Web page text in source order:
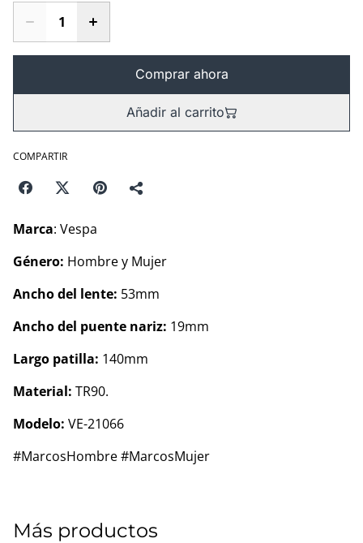
Comprar ahora
Añadir al carrito
COMPARTIR
Marca: Vespa
Género: Hombre y Mujer
Ancho del lente: 53mm
Ancho del puente nariz: 19mm
Largo patilla: 140mm
Material: TR90.
Modelo: VE-21066
#MarcosHombre #MarcosMujer
Más productos